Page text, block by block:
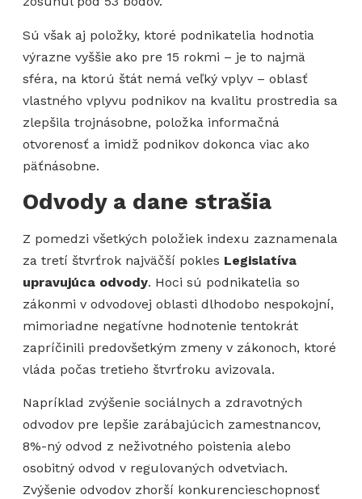
Sú však aj položky, ktoré podnikatelia hodnotia
výrazne vyššie ako pre 15 rokmi – je to najmä
sféra, na ktorú štát nemá veľký vplyv – oblasť
vlastného vplyvu podnikov na kvalitu prostredia sa
zlepšila trojnásobne, položka informačná
otvorenosť a imidž podnikov dokonca viac ako
päťnásobne.
Odvody a dane strašia
Z pomedzi všetkých položiek indexu zaznamenala
za tretí štvrťrok najväčší pokles Legislatíva
upravujúca odvody. Hoci sú podnikatelia so
zákonmi v odvodovej oblasti dlhodobo nespokojní,
mimoriadne negatívne hodnotenie tentokrát
zapríčinili predovšetkým zmeny v zákonoch, ktoré
vláda počas tretieho štvrťroku avizovala.
Napríklad zvýšenie sociálnych a zdravotných
odvodov pre lepšie zarábajúcich zamestnancov,
8%-ný odvod z neživotného poistenia alebo
osobitný odvod v regulovaných odvetviach.
Zvýšenie odvodov zhorší konkurencieschopnosť